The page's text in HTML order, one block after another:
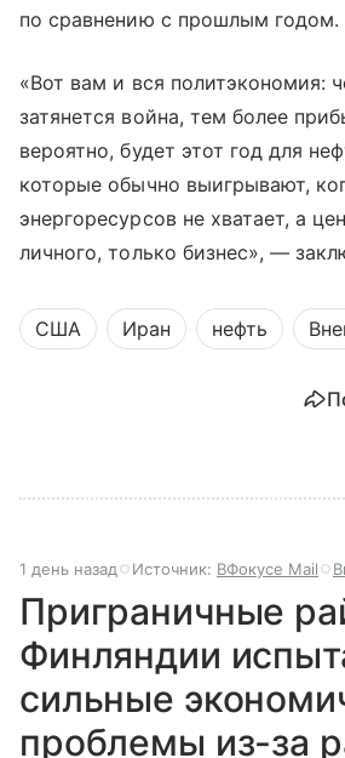
по сравнению с прошлым годом.
«Вот вам и вся политэкономия:
затянется война, тем более
вероятно, будет этот год для
которые обычно выигрывают,
энергоресурсов не хватает, а
личного, только бизнес», —
США Иран нефть
1 день назад Источник: ВФокусе Mail
Приграничные
Финляндии
сильные
проблемы из-за